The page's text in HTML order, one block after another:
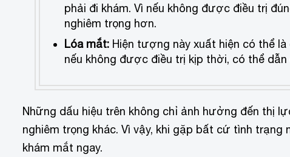
phải đi khám. Vì nếu không được điều trị
nghiêm trọng hơn.
Lóa mắt: Hiện tượng này xuất hiện có thể
nếu không được điều trị kịp thời, có thể dẫn
Những dấu hiệu trên không chỉ ảnh hưởng đến thị
nghiêm trọng khác. Vì vậy, khi gặp bất cứ tình
khám mắt ngay.